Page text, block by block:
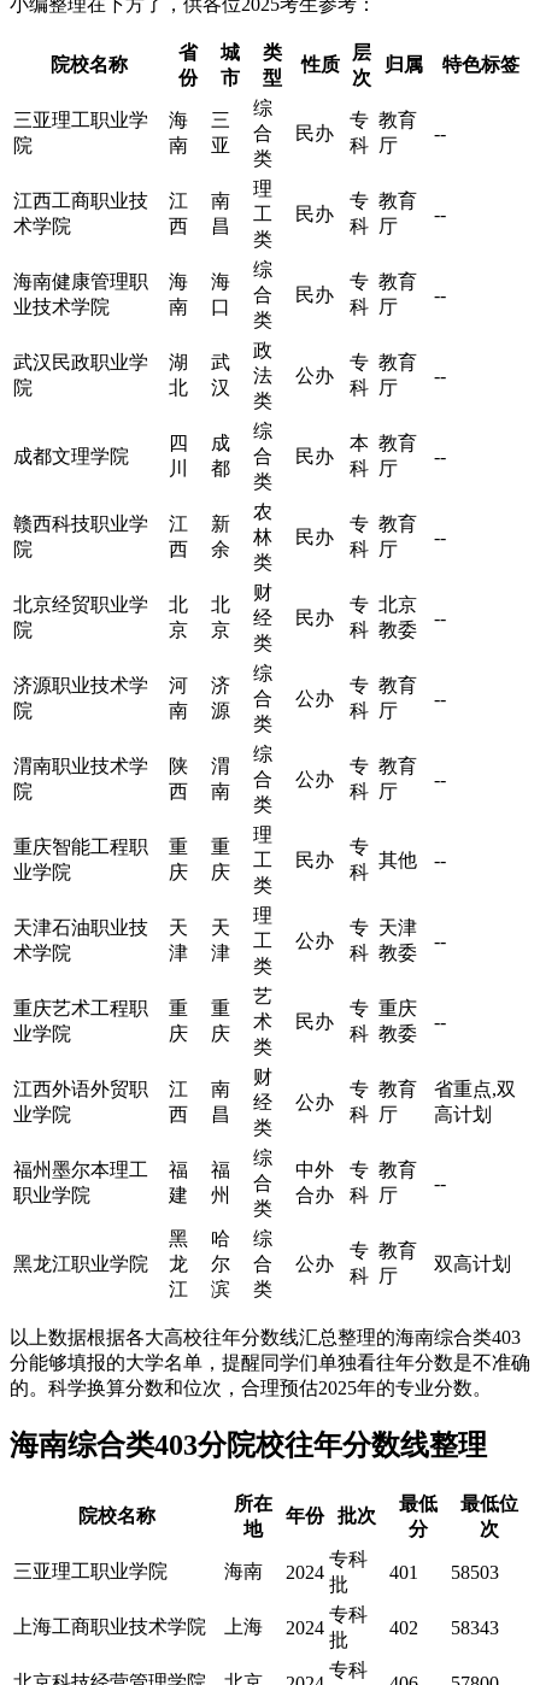
小编整理在下方了，供各位2025考生参考：
院校名称
省
份
城
市
类
型
性质
层
次
归属 特色标签
三亚理工职业学
院
海
南
三
亚
综
合
类
民办
专
科
教育
厅
--
江西工商职业技
术学院
江
西
南
昌
理
工
类
民办
专
科
教育
厅
--
海南健康管理职
业技术学院
海
南
海
口
综
合
类
民办
专
科
教育
厅
--
武汉民政职业学
院
湖
北
武
汉
政
法
类
公办
专
科
教育
厅
--
成都文理学院
四
川
成
都
综
合
类
民办
本
科
教育
厅
--
赣西科技职业学
院
江
西
新
余
农
林
类
民办
专
科
教育
厅
--
北京经贸职业学
院
北
京
北
京
财
经
类
民办
专
科
北京
教委
--
济源职业技术学
院
河
南
济
源
综
合
类
公办
专
科
教育
厅
--
渭南职业技术学
院
陕
西
渭
南
综
合
类
公办
专
科
教育
厅
--
重庆智能工程职
业学院
重
庆
重
庆
理
工
类
民办
专
科
其他 --
天津石油职业技
术学院
天
津
天
津
理
工
类
公办
专
科
天津
教委
--
重庆艺术工程职
业学院
重
庆
重
庆
艺
术
类
民办
专
科
重庆
教委
--
江西外语外贸职
业学院
江
西
南
昌
财
经
类
公办
专
科
教育
厅
省重点,双
高计划
福州墨尔本理工
职业学院
福
建
福
州
综
合
类
中外
合办
专
科
教育
厅
--
黑龙江职业学院
黑
龙
江
哈
尔
滨
综
合
类
公办
专
科
教育
厅
双高计划
以上数据根据各大高校往年分数线汇总整理的海南综合类403
分能够填报的大学名单，提醒同学们单独看往年分数是不准确
的。科学换算分数和位次，合理预估2025年的专业分数。
海南综合类403分院校往年分数线整理
院校名称
所在
地
年份 批次
最低
分
最低位
次
三亚理工职业学院 海南 2024
专科
批
401 58503
上海工商职业技术学院 上海 2024
专科
批
402 58343
专科